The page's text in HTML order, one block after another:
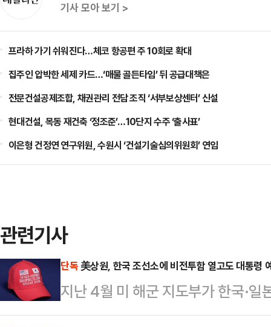
기사 모아 보기 >
프라하 가기 쉬워진다…체코 항공편 주 10회로 확대
집주인 압박한 세제 카드…‘매물 골든타임’ 뒤 공급대책은
전문건설공제조합, 채권관리 전담 조직 ‘서부보상센터’ 신설
현대건설, 목동 재건축 ‘정조준’…10단지 수주 ‘출사표’
이은형 건정연 연구위원, 수원시 ‘건설기술심의위원회’ 연임
관련기사
단독 美상원, 한국 조선소에 비전투함 열고도 대통령
지난 4월 미 해군 지도부가 한국·
한 뒤 국내에서는 '2조8000억원 잭